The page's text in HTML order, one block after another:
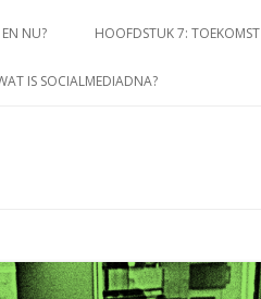
NU? HOOFDSTUK 7: TOEKOMST
IS SOCIALMEDIADNA?